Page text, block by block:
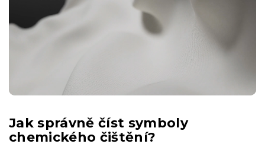
Jak správně číst symboly
chemického čištění?